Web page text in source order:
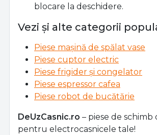
blocare la deschidere.
Vezi și alte categorii
Piese mașină de spălat vase
Piese cuptor electric
Piese frigider și congelator
Piese espressor cafea
Piese robot de bucătărie
DeUzCasnic.ro – piese de schimb
pentru electrocasnicele tale!